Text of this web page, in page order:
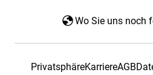
Wo Sie uns noch
PrivatsphäreKarriereAGB